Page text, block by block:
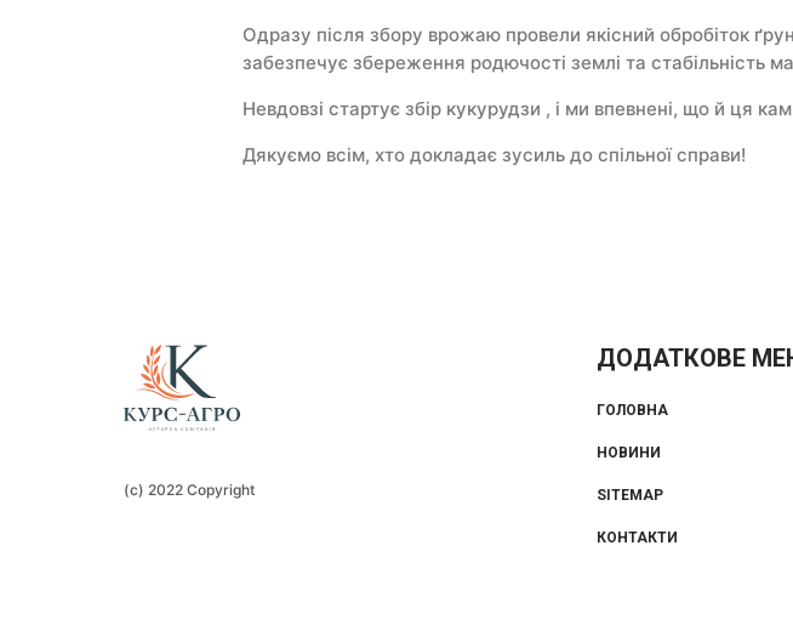
Одразу після збору врожаю провели якісний обробіток
забезпечує збереження родючості землі та стабільність
Невдовзі стартує збір кукурудзи , і ми впевнені, що й ця
Дякуємо всім, хто докладає зусиль до спільної справи!
(c) 2022 Copyright
ДОДАТКОВЕ
ГОЛОВНА
НОВИНИ
SITEMAP
КОНТАКТИ